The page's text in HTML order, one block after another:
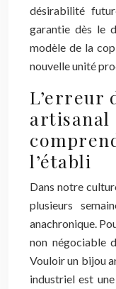
désirabilité
garantie dès le
modèle de la
nouvelle unité
L’erreur
artisanal
l’établi
Dans notre
plusieurs
anachronique.
non négociable
Vouloir un bijou
industriel est